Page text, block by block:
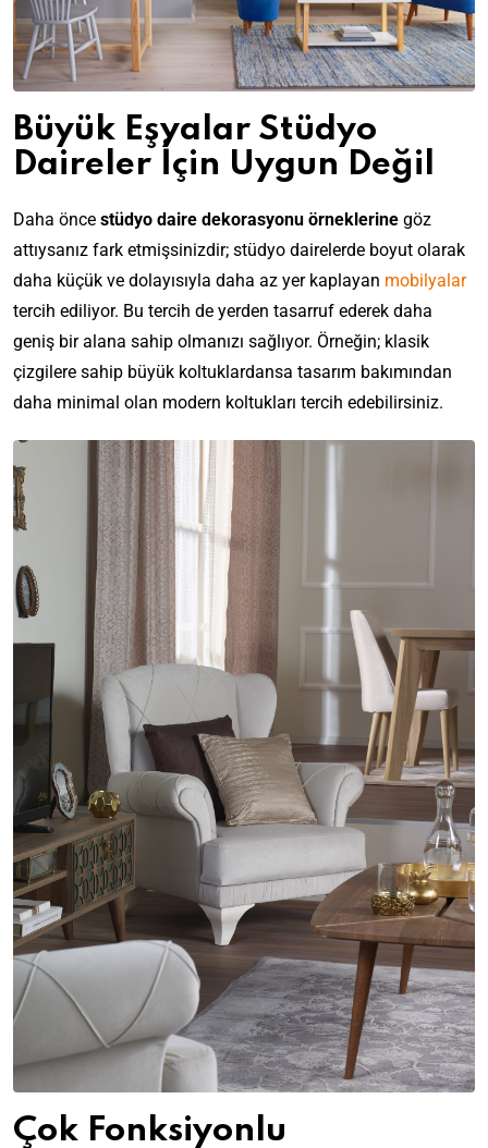
Büyük Eşyalar Stüdyo
Daireler İçin Uygun Değil
Daha önce stüdyo daire dekorasyonu örneklerine göz
attıysanız fark etmişsinizdir; stüdyo dairelerde boyut olarak
daha küçük ve dolayısıyla daha az yer kaplayan mobilyalar
tercih ediliyor. Bu tercih de yerden tasarruf ederek daha
geniş bir alana sahip olmanızı sağlıyor. Örneğin; klasik
çizgilere sahip büyük koltuklardansa tasarım bakımından
daha minimal olan modern koltukları tercih edebilirsiniz.
Çok Fonksiyonlu